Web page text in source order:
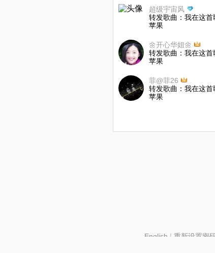
超级宇宙风
转发歌曲：我在这
苹果
🌼开心华姐🌼
转发歌曲：我在这
苹果
菲@菲26
转发歌曲：我在这
苹果
English | 重新设置密